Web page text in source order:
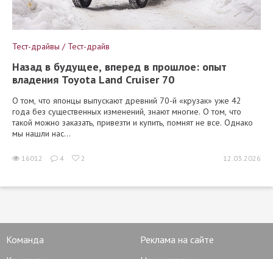
Тест-драйвы / Тест-драйв
Назад в будущее, вперед в прошлое: опыт
владения Toyota Land Cruiser 70
О том, что японцы выпускают древний 70-й «крузак» уже 42
года без существенных изменений, знают многие. О том, что
такой можно заказать, привезти и купить, помнят не все. Однако
мы нашли нас...
16012 4 2 12.03.2026
Команда
Реклама на сайте